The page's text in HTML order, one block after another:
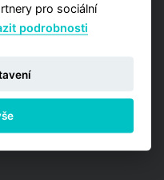
pro sociální
podrobnosti